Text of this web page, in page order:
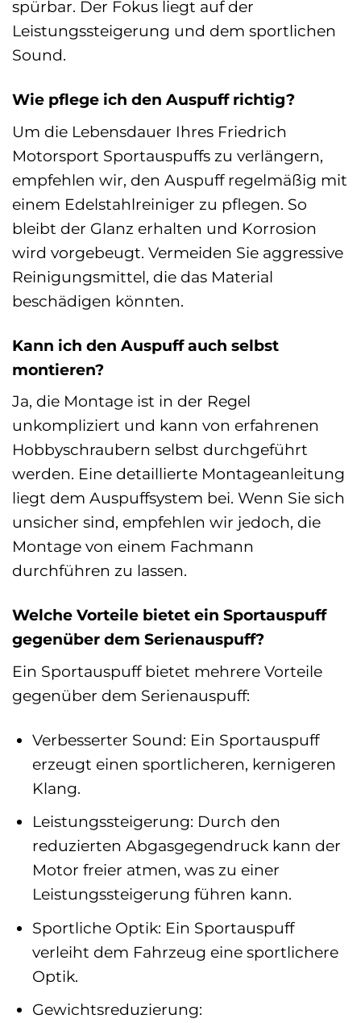
spürbar. Der Fokus liegt auf der
Leistungssteigerung und dem sportlichen
Sound.
Wie pflege ich den Auspuff richtig?
Um die Lebensdauer Ihres Friedrich
Motorsport Sportauspuffs zu verlängern,
empfehlen wir, den Auspuff regelmäßig mit
einem Edelstahlreiniger zu pflegen. So
bleibt der Glanz erhalten und Korrosion
wird vorgebeugt. Vermeiden Sie aggressive
Reinigungsmittel, die das Material
beschädigen könnten.
Kann ich den Auspuff auch selbst
montieren?
Ja, die Montage ist in der Regel
unkompliziert und kann von erfahrenen
Hobbyschraubern selbst durchgeführt
werden. Eine detaillierte Montageanleitung
liegt dem Auspuffsystem bei. Wenn Sie sich
unsicher sind, empfehlen wir jedoch, die
Montage von einem Fachmann
durchführen zu lassen.
Welche Vorteile bietet ein Sportauspuff
gegenüber dem Serienauspuff?
Ein Sportauspuff bietet mehrere Vorteile
gegenüber dem Serienauspuff:
Verbesserter Sound: Ein Sportauspuff
erzeugt einen sportlicheren, kernigeren
Klang.
Leistungssteigerung: Durch den
reduzierten Abgasgegendruck kann der
Motor freier atmen, was zu einer
Leistungssteigerung führen kann.
Sportliche Optik: Ein Sportauspuff
verleiht dem Fahrzeug eine sportlichere
Optik.
Gewichtsreduzierung: